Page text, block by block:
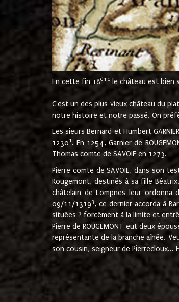
En cette fin 18ème le château est bien
C'est un des plus vieux château du
notre histoire et notre passé. On
Les sieurs Bernard et Humbert
12301 . En 1254, Garnier de
Thomas comte de SAVOIE en 1273.
Pierre comte de SAVOIE, dans son
Rougemont, destinés à sa fille
châtelain de Lompnes leur ordonna
09/11/13193, ce dernier accorda à
situées ? forcément à la limite et
Pierre de ROUGEMONT eut deux
représentante de la branche aînée.
son cousin, seigneur de Pierrecloux...